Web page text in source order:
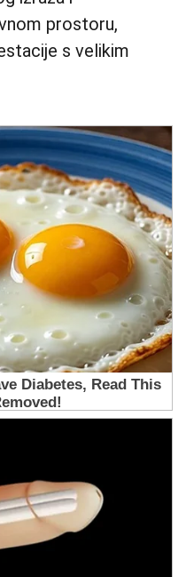
prostoru,
s velikim